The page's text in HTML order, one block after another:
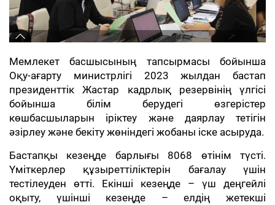
Мемлекет басшысының тапсырмасы бойынша
Оқу-ағарту министрлігі 2023 жылдан бастап
президенттік Жастар кадрлық резервінің үлгісі
бойынша білім берудегі өзгерістер
көшбасшыларын іріктеу және даярлау тетігін
әзірлеу және бекіту жөніндегі жобаны іске асыруда.
Бастапқы кезеңде барлығы 8068 өтінім түсті.
Үміткерлер құзыреттіліктерін бағалау үшін
тестілеуден өтті. Екінші кезеңде – үш деңгейлі
оқыту, үшінші кезеңде – елдің жетекші